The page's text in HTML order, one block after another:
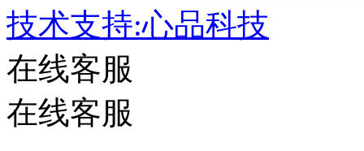
技术支持:心品科技
在线客服
在线客服